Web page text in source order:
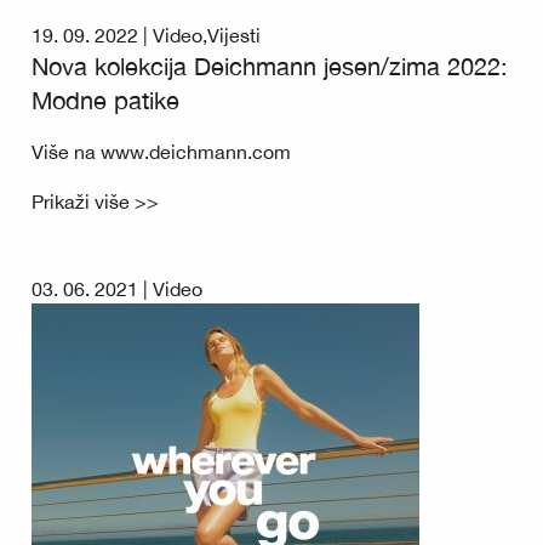
19. 09. 2022 | Video,Vijesti
Nova kolekcija Deichmann jesen/zima 2022:
Modne patike
Više na www.deichmann.com
Prikaži više >>
03. 06. 2021 | Video